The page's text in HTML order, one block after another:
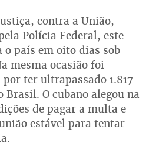
contra a União,
Polícia Federal, este
o país em oito dias sob
mesma ocasião foi
ter ultrapassado 1.817
Brasil. O cubano alegou na
de pagar a multa e
estável para tentar